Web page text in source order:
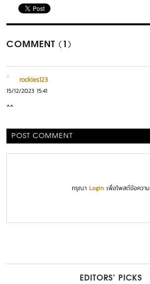
COMMENT (1)
rockies123
15/12/2023 15:41
^^
POST COMMENT
กรุณาLogin เพื่อโพสต์ข้อความ
EDITORS’ PICKS